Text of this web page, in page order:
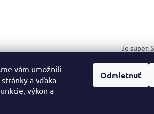
vám umožnili
a vďaka
výkon a
Odmietnuť
Je super.